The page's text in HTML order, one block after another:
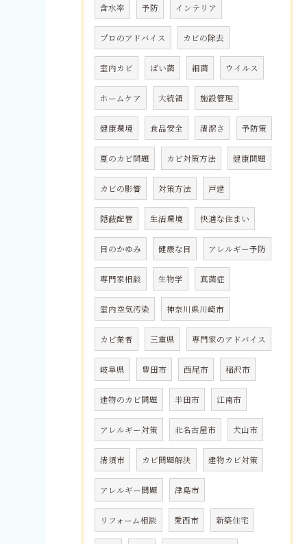
含水率 予防 インテリア
プロのアドバイス カビの除去
室内カビ ばい菌 細菌 ウイルス
ホームケア 大統領 施設管理
健康環境 食品安全 清潔さ 予防策
夏のカビ問題 カビ対策方法 健康問題
カビの影響 対策方法 戸建
隠蔽配管 生活環境 快適な住まい
目のかゆみ 健康な目 アレルギー予防
専門家相談 生物学 真菌症
室内空気汚染 神奈川県川崎市
カビ業者 三重県 専門家のアドバイス
岐阜県 豊田市 西尾市 稲沢市
建物のカビ問題 半田市 江南市
アレルギー対策 北名古屋市 犬山市
清須市 カビ問題解決 建物カビ対策
アレルギー問題 津島市
リフォーム相談 愛西市 新築住宅